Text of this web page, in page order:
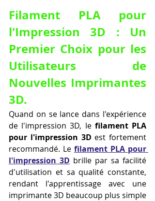
Filament PLA pour
l'Impression 3D : Un
Premier Choix pour les
Utilisateurs de
Nouvelles Imprimantes
3D.
Quand on se lance dans l'expérience
de l'impression 3D, le filament PLA
pour l'impression 3D est fortement
recommandé. Le filament PLA pour
l'impression 3D brille par sa facilité
d'utilisation et sa qualité constante,
rendant l'apprentissage avec une
imprimante 3D beaucoup plus simple